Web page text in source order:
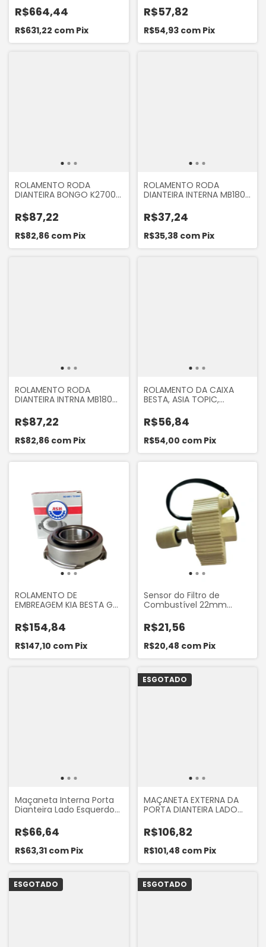
2.7, TOPIC 2.7 8V 1990 A
1999, BONGO K2500
R$664,44
R$631,22 com Pix
DAKOTA, BANDEIRANTE
1983...
R$57,82
R$54,93 com Pix
ROLAMENTO RODA
DIANTEIRA BONGO K2700
PAJERO SPORT 4X4
R$87,22
R$82,86 com Pix
ROLAMENTO RODA
DIANTEIRA INTERNA MB180
R$37,24
R$35,38 com Pix
ROLAMENTO RODA
DIANTEIRA INTRNA MB180
R$87,22
R$82,86 com Pix
ROLAMENTO DA CAIXA
BESTA, ASIA TOPIC,
K2700
R$56,84
R$54,00 com Pix
ROLAMENTO DE
EMBREAGEM KIA BESTA GS
K2700 E VITARA 2.0
R$154,84
R$147,10 com Pix
Sensor do Filtro de
Combustível 22mm
Bongo L300 Topic Asia
R$21,56
R$20,48 com Pix
Maçaneta Interna Porta
Dianteira Lado Esquerdo
K2700 2005 a 2016
R$66,64
R$63,31 com Pix
ESGOTADO
MAÇANETA EXTERNA DA
PORTA DIANTEIRA LADO
1996 A 2004 MARCA
KOREA
R$106,82
R$101,48 com Pix
ESGOTADO ESGOTADO